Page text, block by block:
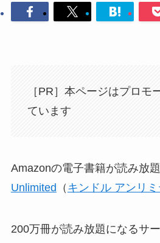
［PR］本ページはプロモ
ています
Amazonの電子書籍が読み放題
Unlimited （ キンドル アンリ
200万冊が読み放題になるサ